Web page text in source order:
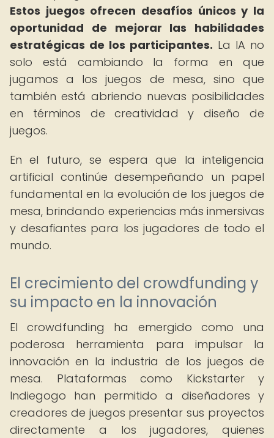
Estos juegos ofrecen desafíos únicos y la
oportunidad de mejorar las habilidades
estratégicas de los participantes. La IA no
solo está cambiando la forma en que
jugamos a los juegos de mesa, sino que
también está abriendo nuevas posibilidades
en términos de creatividad y diseño de
juegos.
En el futuro, se espera que la inteligencia
artificial continúe desempeñando un papel
fundamental en la evolución de los juegos de
mesa, brindando experiencias más inmersivas
y desafiantes para los jugadores de todo el
mundo.
El crecimiento del crowdfunding y
su impacto en la innovación
El crowdfunding ha emergido como una
poderosa herramienta para impulsar la
innovación en la industria de los juegos de
mesa. Plataformas como Kickstarter y
Indiegogo han permitido a diseñadores y
creadores de juegos presentar sus proyectos
directamente a los jugadores, quienes